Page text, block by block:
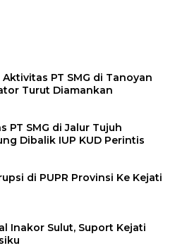
PT SMG di Tanoyan
Turut Diamankan
PT SMG di Jalur Tujuh
Dibalik IUP KUD Perintis
di PUPR Provinsi Ke Kejati
Inakor Sulut, Suport Kejati